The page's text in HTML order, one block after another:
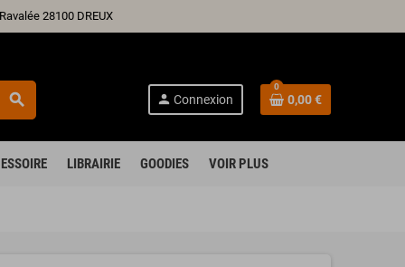
28100 DREUX
search person Connexion
0
0,00 €
LIBRAIRIE GOODIES VOIR PLUS